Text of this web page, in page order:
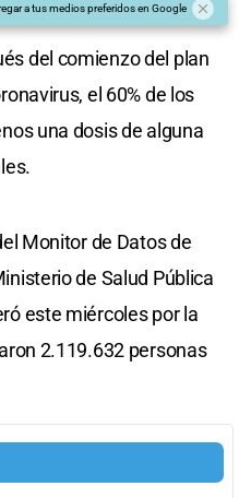
a tus medios preferidos en Google
del comienzo del plan
el 60% de los
una dosis de alguna
Monitor de Datos de
de Salud Pública
este miércoles por la
2.119.632 personas